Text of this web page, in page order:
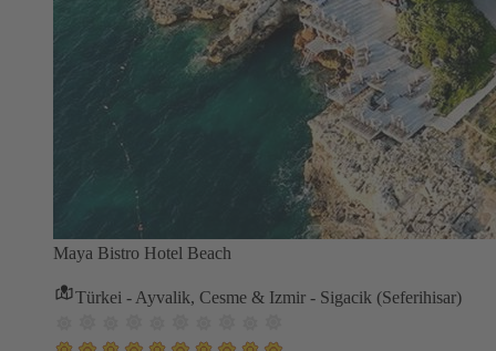
Maya Bistro Hotel Beach
Türkei - Ayvalik, Cesme & Izmir - Sigacik (Seferihisar)